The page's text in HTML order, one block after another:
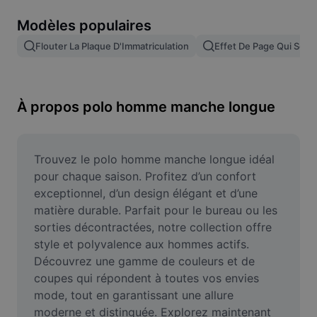
Fusion d'images
Redimensionner une image
Générateur de mèmes
AI Text Remover
AI People Remover
AI Inpainting
Face Cutout
Modèles populaires
Flouter La Plaque D'Immatriculation Effet De Page Qui Se
À propos polo homme manche longue
Trouvez le polo homme manche longue idéal
pour chaque saison. Profitez d’un confort
exceptionnel, d’un design élégant et d’une
matière durable. Parfait pour le bureau ou les
sorties décontractées, notre collection offre
style et polyvalence aux hommes actifs.
Découvrez une gamme de couleurs et de
coupes qui répondent à toutes vos envies
mode, tout en garantissant une allure
moderne et distinguée. Explorez maintenant